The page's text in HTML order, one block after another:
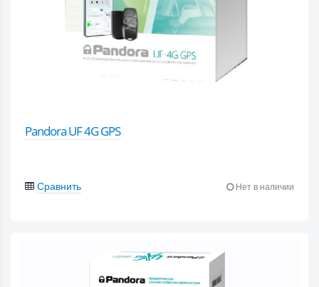
Pandora UF 4G GPS
Сравнить Нет в наличии